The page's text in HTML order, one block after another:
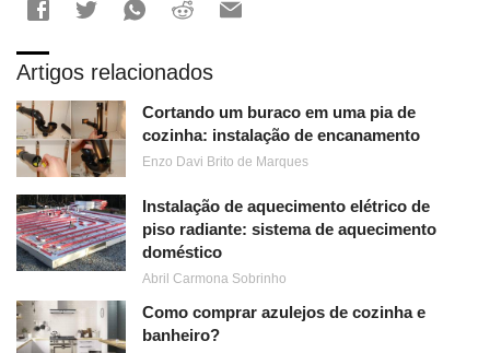
Artigos relacionados
Cortando um buraco em uma pia de
cozinha: instalação de encanamento
Enzo Davi Brito de Marques
Instalação de aquecimento elétrico de
piso radiante: sistema de aquecimento
doméstico
Abril Carmona Sobrinho
Como comprar azulejos de cozinha e
banheiro?